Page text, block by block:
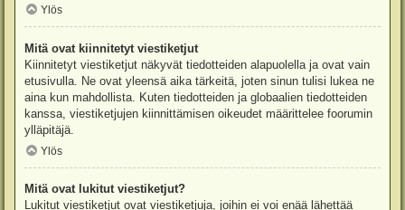
Ylös
Mitä ovat kiinnitetyt viestiketjut
Kiinnitetyt viestiketjut näkyvät tiedotteiden alapuolella ja ovat vain
etusivulla. Ne ovat yleensä aika tärkeitä, joten sinun tulisi lukea ne
aina kun mahdollista. Kuten tiedotteiden ja globaalien tiedotteiden
kanssa, viestiketjujen kiinnittämisen oikeudet määrittelee foorumin
ylläpitäjä.
Ylös
Mitä ovat lukitut viestiketjut?
Lukitut viestiketjut ovat viestiketjuja, joihin ei voi enää lähettää